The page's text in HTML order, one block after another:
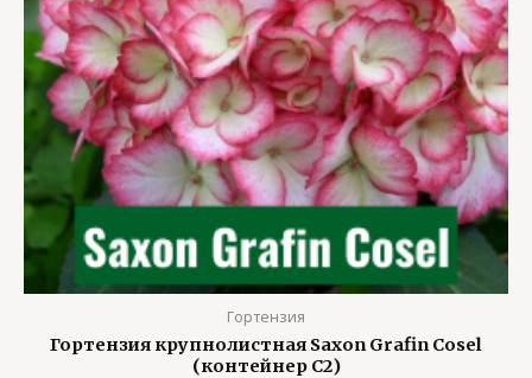
Гортензия
Гортензия крупнолистная Saxon Grafin Cosel
(контейнер С2)